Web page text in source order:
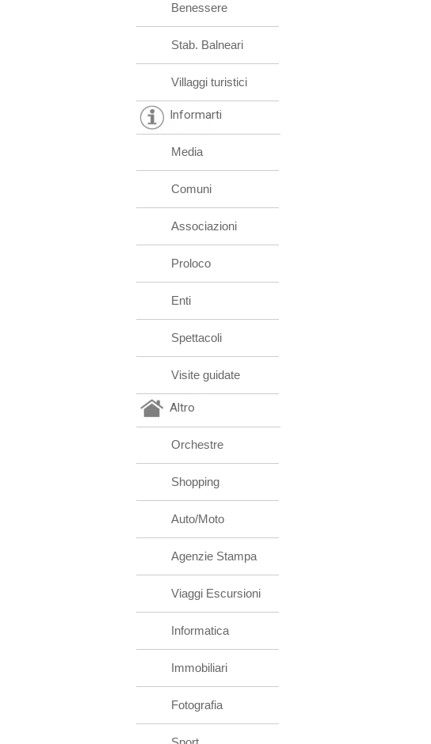
Benessere
Stab. Balneari
Villaggi turistici
Informarti
Media
Comuni
Associazioni
Proloco
Enti
Spettacoli
Visite guidate
Altro
Orchestre
Shopping
Auto/Moto
Agenzie Stampa
Viaggi Escursioni
Informatica
Immobiliari
Fotografia